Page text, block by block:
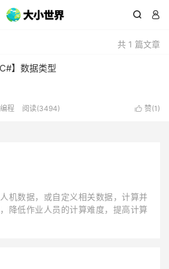
 
共 1 篇文章
C#】数据类型
 赞(1 )
编程 阅读(3494)
机数据，或自定义相关数据，计算并
降低作业人员的计算难度，提高计算